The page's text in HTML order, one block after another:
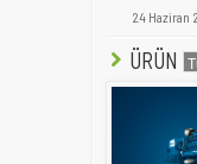
24 Haziran
ÜRÜN